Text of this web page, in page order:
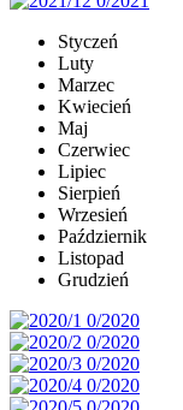
Styczeń
Luty
Marzec
Kwiecień
Maj
Czerwiec
Lipiec
Sierpień
Wrzesień
Październik
Listopad
Grudzień